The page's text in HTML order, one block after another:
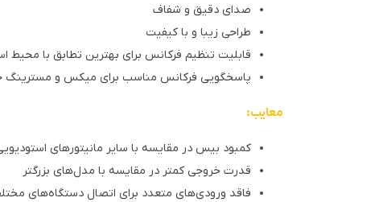
صدای دقیق و شفاف
طراحی زیبا و با کیفیت
قابلیت تنظیم فرکانس برای بهترین تطابق با محیط
پاسخگویی فرکانس مناسب برای میکس و مسترینگ
معایب:
کمبود بیس در مقایسه با سایر مانیتورهای
قدرت خروجی کمتر در مقایسه با مدل‌های بزرگتر
فاقد ورودی‌های متعدد برای اتصال دستگاه‌های